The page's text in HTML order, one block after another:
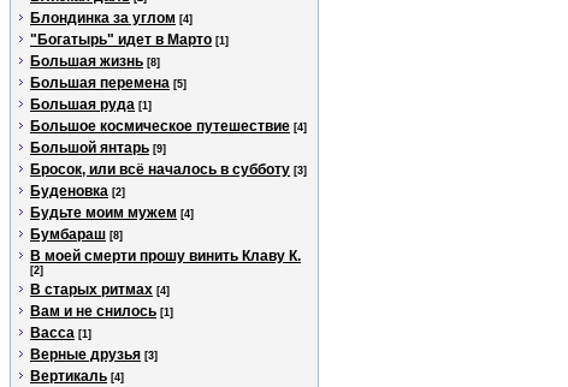
Блондинка за углом [4]
"Богатырь" идет в Марто [1]
Большая жизнь [8]
Большая перемена [5]
Большая руда [1]
Большое космическое путешествие [4]
Большой янтарь [9]
Бросок, или всё началось в субботу [3]
Буденовка [2]
Будьте моим мужем [4]
Бумбараш [8]
В моей смерти прошу винить Клаву К.
[2]
В старых ритмах [4]
Вам и не снилось [1]
Васса [1]
Верные друзья [3]
Вертикаль [4]